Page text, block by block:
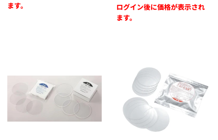
ます。
ログイン後に価格が表示され
ます。